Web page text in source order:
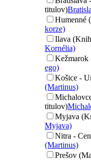
titulov)
Humenné
korze)
Ilava
Kornélia)
Kežmarok
ego)
Košice -
(Martinus)
titulov)
Myjava
Myjava)
Nitra -
(Martinus)
Prešov